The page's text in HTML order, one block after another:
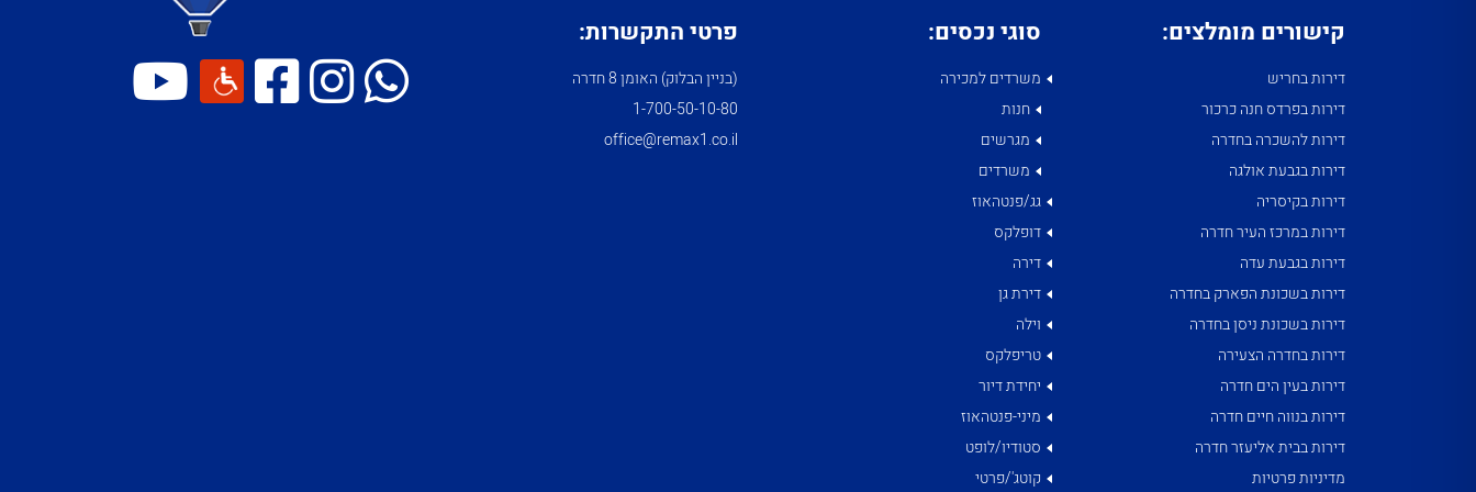
קישורים מומלצים:
דירות בחריש
דירות בפרדס חנה כרכור
דירות להשכרה בחדרה
דירות בגבעת אולגה
דירות בקיסריה
דירות במרכז העיר חדרה
דירות בגבעת עדה
דירות בשכונת הפארק בחדרה
דירות בשכונת ניסן בחדרה
דירות בחדרה הצעירה
דירות בעין הים חדרה
דירות בנווה חיים חדרה
דירות בבית אליעזר חדרה
מדיניות פרטיות
סוגי נכסים:
משרדים למכירה
חנות
מגרשים
משרדים
גג/פנטהאוז
דופלקס
דירה
דירת גן
וילה
טריפלקס
יחידת דיור
מיני-פנטהאוז
סטודיו/לופט
קוטג'/פרטי
פרטי התקשרות:
(בניין הבלוק) האומן 8 חדרה
1­-700­-50-­10-­80
office@remax1.co.il